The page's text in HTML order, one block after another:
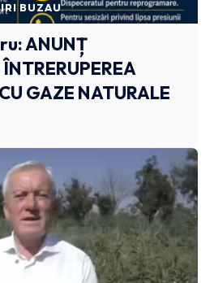
BUZAU
ANUNȚ
GAZE NATURALE